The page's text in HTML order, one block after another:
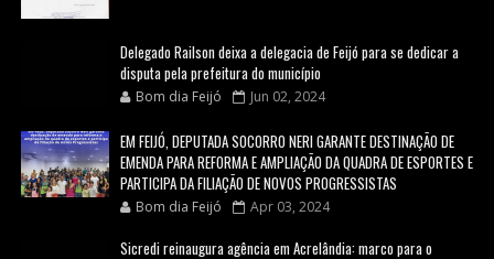
Delegado Railson deixa a delegacia de Feijó para se dedicar a
disputa pela prefeitura do município
Bom dia Feijó Jun 02, 2024
EM FEIJÓ, DEPUTADA SOCORRO NERI GARANTE DESTINAÇÃO DE
EMENDA PARA REFORMA E AMPLIAÇÃO DA QUADRA DE ESPORTES E
PARTICIPA DA FILIAÇÃO DE NOVOS PROGRESSISTAS
Bom dia Feijó Apr 03, 2024
Sicredi reinaugura agência em Acrelândia: marco para o